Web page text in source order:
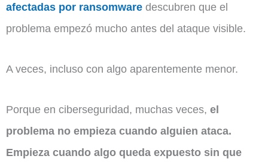
afectadas por ransomware descubren que el
problema empezó mucho antes del ataque visible.
A veces, incluso con algo aparentemente menor.
Porque en ciberseguridad, muchas veces, el
problema no empieza cuando alguien ataca.
Empieza cuando algo queda expuesto sin que